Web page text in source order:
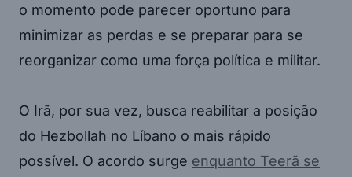
o momento pode parecer oportuno para
minimizar as perdas e se preparar para se
reorganizar como uma força política e militar.
O Irã, por sua vez, busca reabilitar a posição
do Hezbollah no Líbano o mais rápido
possível. O acordo surge enquanto Teerã se